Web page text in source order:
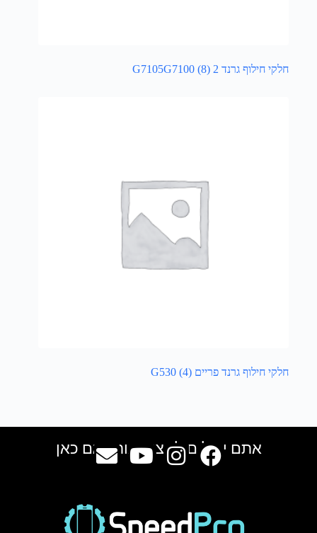
חלקי חילוף גרנד 2 G7105G7100 (8)
חלקי חילוף גרנד פריים G530 (4)
אתם יכולים למצוא אותנו גם כאן